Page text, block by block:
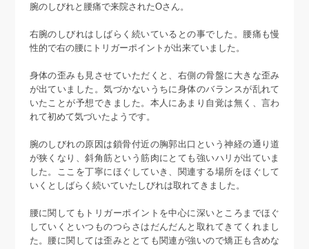
腕のしびれと腰痛で来院されたOさん。
右腕のしびれはしばらく続いているとの事でした。腰痛も慢
性的で右の腰にトリガーポイントが出来ていました。
身体の歪みも見させていただくと、右側の骨盤に大きな歪み
が出ていました。気づかないうちに身体のバランスが乱れて
いたことが予想できました。本人にあまり自覚は無く、言わ
れて初めて気づいたようです。
腕のしびれの原因は鎖骨付近の胸郭出口という神経の通り道
が狭くなり、斜角筋という筋肉にとても強いハリが出ていま
した。ここを丁寧にほぐしていき、関連する場所をほぐして
いくとしばらく続いていたしびれは取れてきました。
腰に関してもトリガーポイントを中心に深いところまでほぐ
していくといつものつらさはだんだんと取れてきてくれまし
た。腰に関しては歪みととても関連が強いので矯正も含めな